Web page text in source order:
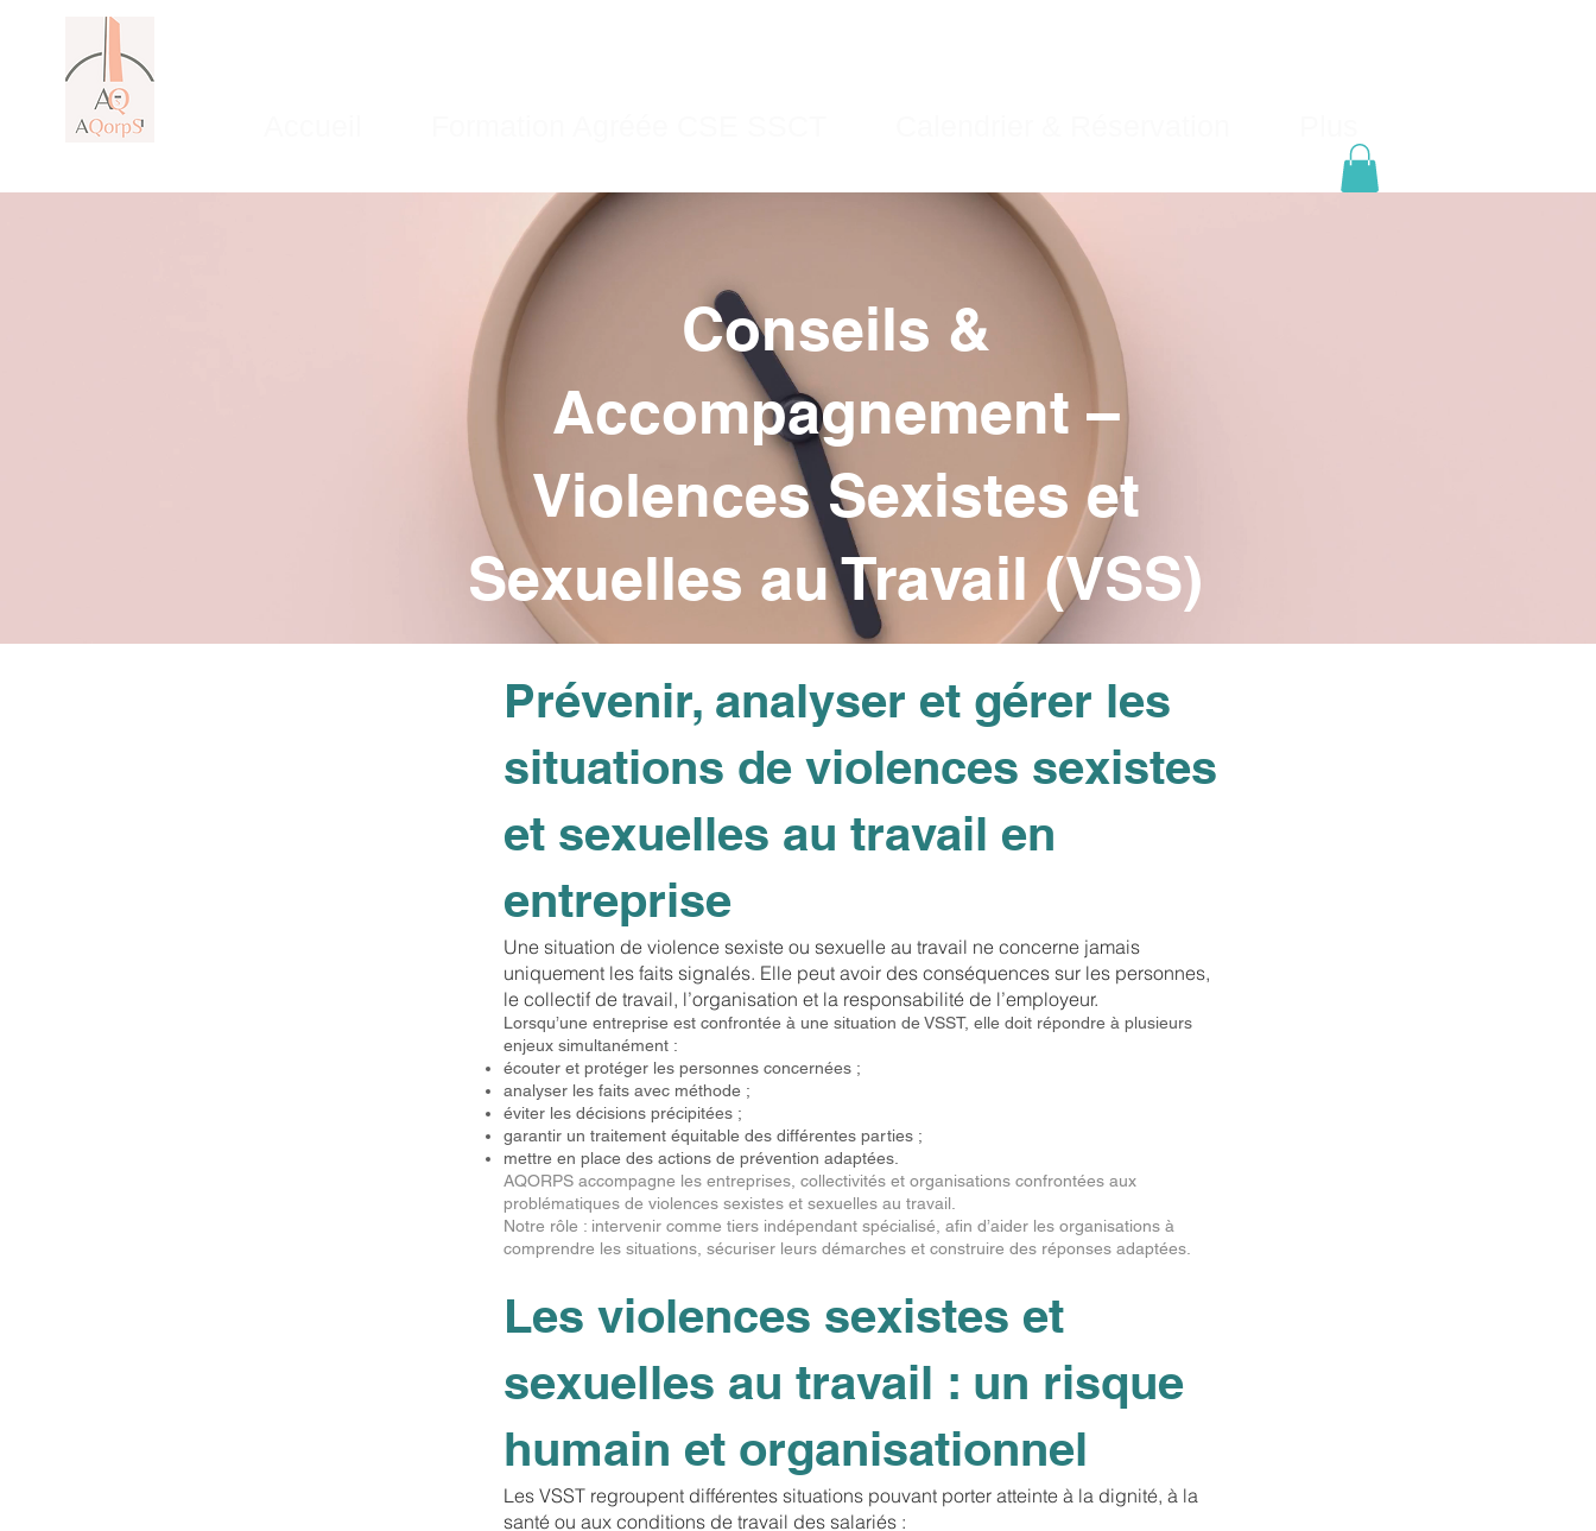
Conseils &
Accompagnement –
Violences Sexistes et
Sexuelles au Travail (VSS)
Prévenir, analyser et gérer les
situations de violences sexistes
et sexuelles au travail en
entreprise
Une situation de violence sexiste ou sexuelle au travail ne concerne jamais
uniquement les faits signalés. Elle peut avoir des conséquences sur les personnes,
le collectif de travail, l’organisation et la responsabilité de l’employeur.
Lorsqu’une entreprise est confrontée à une situation de VSST, elle doit répondre à plusieurs
enjeux simultanément :
écouter et protéger les personnes concernées ;
analyser les faits avec méthode ;
éviter les décisions précipitées ;
garantir un traitement équitable des différentes parties ;
mettre en place des actions de prévention adaptées.
AQORPS accompagne les entreprises, collectivités et organisations confrontées aux
problématiques de violences sexistes et sexuelles au travail.
Notre rôle : intervenir comme tiers indépendant spécialisé, afin d’aider les organisations à
comprendre les situations, sécuriser leurs démarches et construire des réponses adaptées.
Les violences sexistes et
sexuelles au travail : un risque
humain et organisationnel
Les VSST regroupent différentes situations pouvant porter atteinte à la dignité, à la
santé ou aux conditions de travail des salariés :